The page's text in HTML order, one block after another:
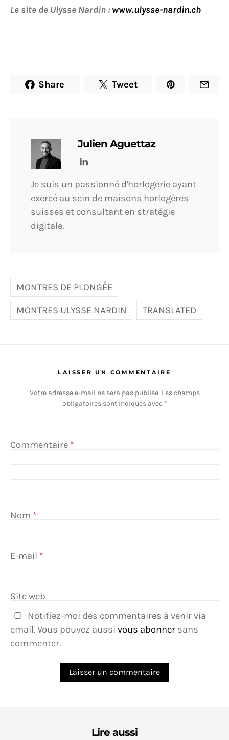
Le site de Ulysse Nardin : www.ulysse-nardin.ch
Share Tweet
Julien Aguettaz
Je suis un passionné d'horlogerie ayant
exercé au sein de maisons horlogères
suisses et consultant en stratégie
digitale.
MONTRES DE PLONGÉE
MONTRES ULYSSE NARDIN TRANSLATED
LAISSER UN COMMENTAIRE
Votre adresse e-mail ne sera pas publiée. Les champs
obligatoires sont indiqués avec *
Commentaire *
Nom *
E-mail *
Site web
Notifiez-moi des commentaires à venir via
email. Vous pouvez aussi vous abonner sans
commenter.
Lire aussi